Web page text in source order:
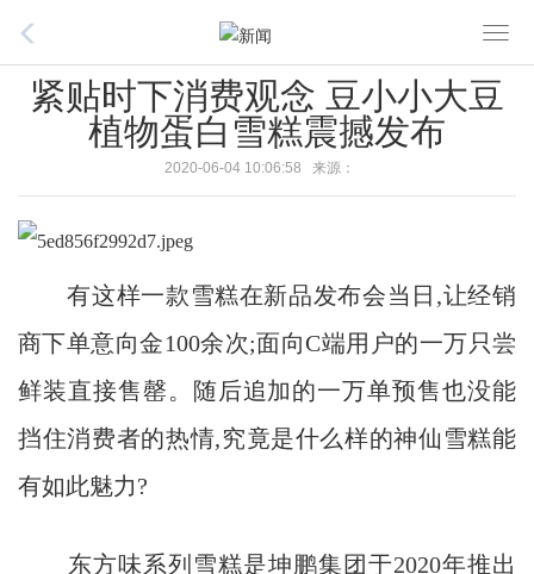
o
i
g
t
i
o
紧贴时下消费观念 豆小小大豆
植物蛋白雪糕震撼发布
2020-06-04 10:06:58 来源：
有这样一款雪糕在新品发布会当日,让经销
商下单意向金100余次;面向C端用户的一万只尝
鲜装直接售罄。随后追加的一万单预售也没能
挡住消费者的热情,究竟是什么样的神仙雪糕能
有如此魅力?
东方味系列雪糕是坤鹏集团于2020年推出